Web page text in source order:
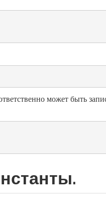
может быть